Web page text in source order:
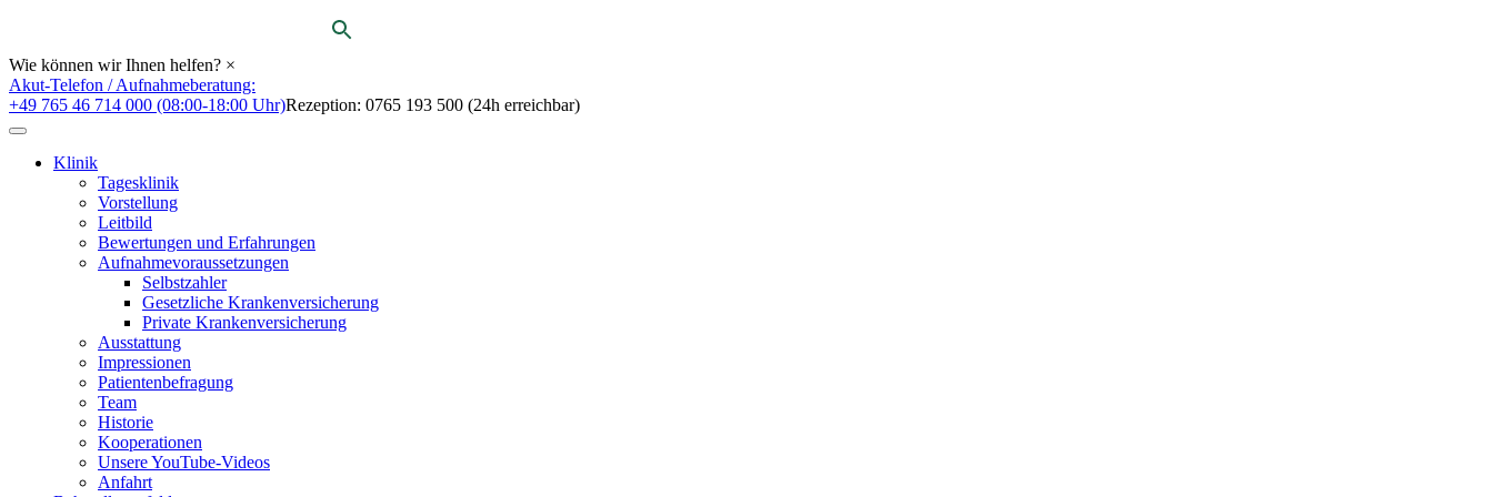
Wie können wir Ihnen helfen? ×
Akut-Telefon / Aufnahmeberatung:
+49 765 46 714 000 (08:00-18:00 Uhr)Rezeption: 0765 193 500 (24h erreichbar)
Klinik
Tagesklinik
Vorstellung
Leitbild
Bewertungen und Erfahrungen
Aufnahmevoraussetzungen
Selbstzahler
Gesetzliche Krankenversicherung
Private Krankenversicherung
Ausstattung
Impressionen
Patientenbefragung
Team
Historie
Kooperationen
Unsere YouTube-Videos
Anfahrt